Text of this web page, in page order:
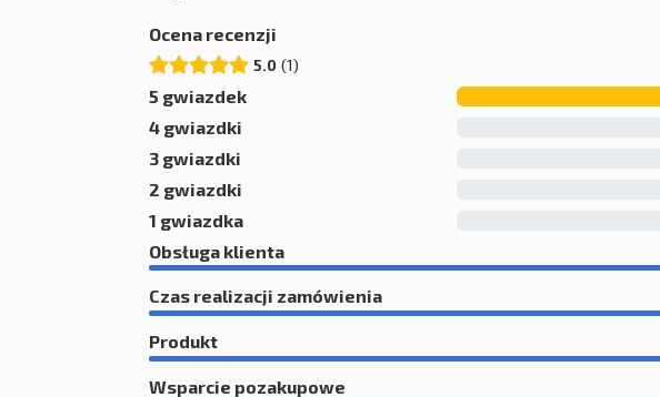
Ocena recenzji
5.0 1
5 gwiazdek
4 gwiazdki
3 gwiazdki
2 gwiazdki
1 gwiazdka
Obsługa klienta
Czas realizacji zamówienia
Produkt
Wsparcie pozakupowe